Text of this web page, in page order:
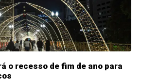
o recesso de fim de ano para